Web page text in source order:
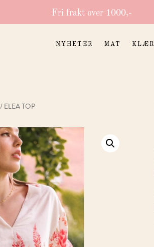
Fri frakt over 1000,-
NYHETER MAT KLÆR
/ ELEA TOP